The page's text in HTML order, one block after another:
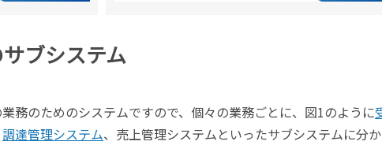
ブシステム
務のためのシステムですので、個々の業務ごとに、図1のように
調達管理システム、売上管理システムといったサブシステムに分